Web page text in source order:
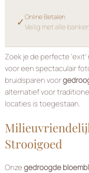
✓ Online Betalen
Veilig met alle banken
Zoek je de perfecte
voor een spectaculair
bruidsparen voor
alternatief voor
locaties is toegestaan.
Strooigoed
Onzegedroogde